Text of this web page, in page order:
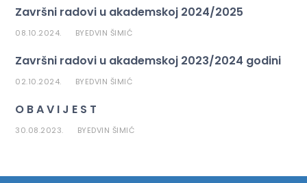
Završni radovi u akademskoj 2024/2025
08.10.2024. BYEDVIN ŠIMIĆ
Završni radovi u akademskoj 2023/2024 godini
02.10.2024. BYEDVIN ŠIMIĆ
O B A V I J E S T
30.08.2023. BYEDVIN ŠIMIĆ